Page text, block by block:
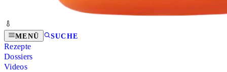
MENÜ SUCHE
Rezepte
Dossiers
Videos